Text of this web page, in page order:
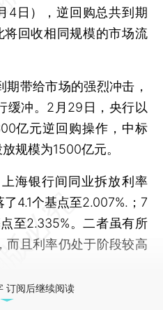
），逆回购总共到期
回收相同规模的市场流
带给市场的强烈冲击，
缓冲。2月29日，央行以
亿元逆回购操作，中标
规模为1500亿元。
银行间同业拆放利率
了4.1个基点至2.007%.；7
至2.335%。二者虽有所
而且利率仍处于阶段较高
订阅后继续阅读